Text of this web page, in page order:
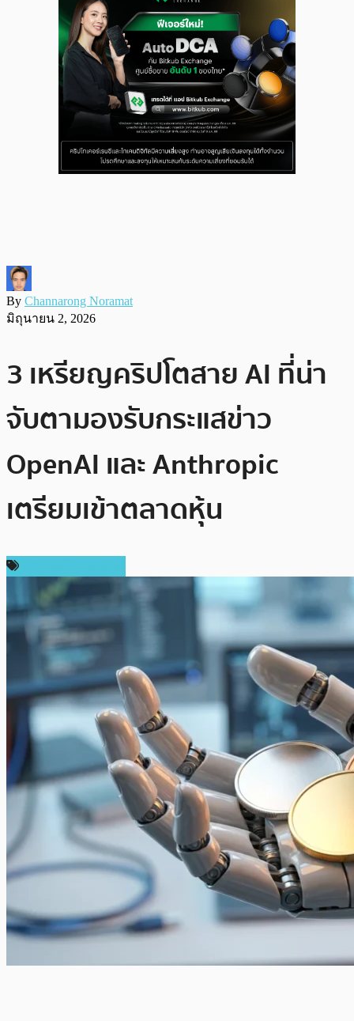
By Channarong Noramat
มิถุนายน 2, 2026
3 เหรียญคริปโตสาย AI ที่น่า
จับตามองรับกระแสข่าว
OpenAI และ Anthropic
เตรียมเข้าตลาดหุ้น